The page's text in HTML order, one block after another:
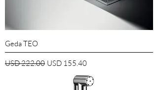
Geda TEO
Precio
USD 222.00 Precio de oferta
USD 155.40